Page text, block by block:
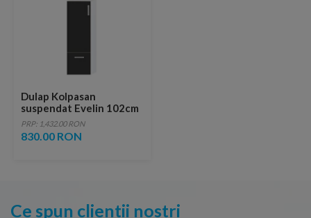
Dulap Kolpasan
suspendat Evelin 102cm
gri
PRP: 1,432.00 RON
830.00 RON
Ce spun clientii nostri